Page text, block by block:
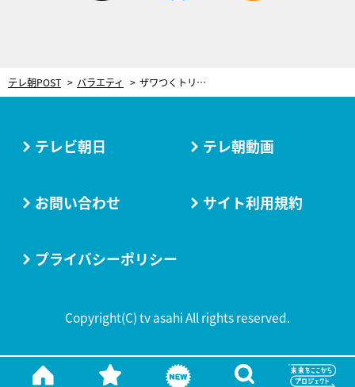
テレ朝POST バラエティ ザワつくトリオ、そろってあ然！長嶋一茂は「ウケてる？」とご満悦も…新企画が驚きの結末に
テレビ朝日 テレ朝動画
お問い合わせ サイト利用規約
プライバシーポリシー
Copyright(C) tv asahi All rights reserved.